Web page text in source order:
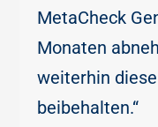
MetaCheck
Monaten
weiterhin
beibehalten.“